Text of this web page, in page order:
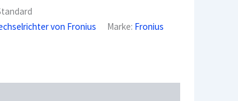
von Fronius Marke: Fronius